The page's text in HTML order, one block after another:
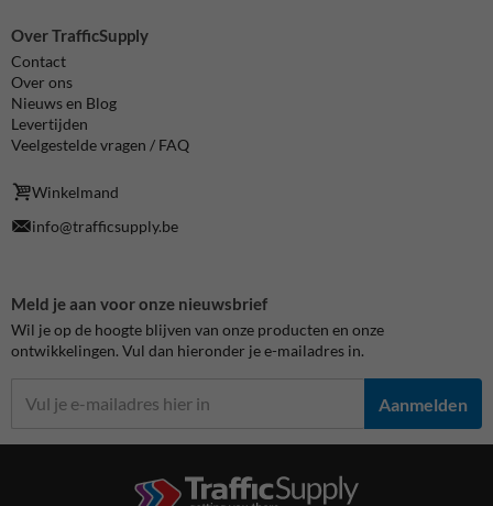
Over TrafficSupply
Contact
Over ons
Nieuws en Blog
Levertijden
Veelgestelde vragen / FAQ
Winkelmand
info@trafficsupply.be
Meld je aan voor onze nieuwsbrief
Wil je op de hoogte blijven van onze producten en onze
ontwikkelingen. Vul dan hieronder je e-mailadres in.
Aanmelden